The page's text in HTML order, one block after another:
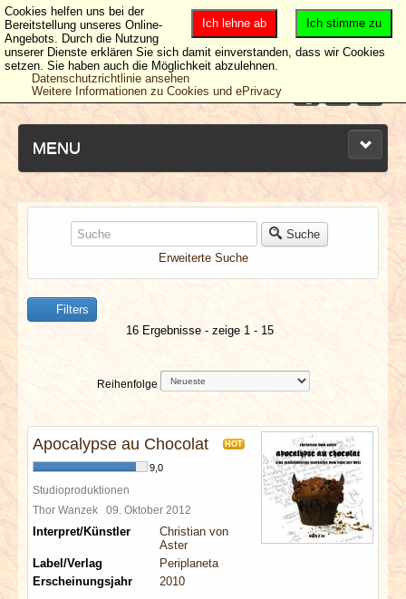
MENU
NEUESTE ARTIKEL
NEWS & DATES
BERICHTE
SPECIALS
REDAKTION
LINKS
Suche
Erweiterte Suche
Filters
16 Ergebnisse - zeige 1 - 15
Reihenfolge
Apocalypse au Chocolat HOT
9,0
Studioproduktionen
Thor Wanzek 09. Oktober 2012
Interpret/Künstler
Christian von
Aster
Label/Verlag
Periplaneta
Erscheinungsjahr
2010
Ich stimme zu
Ich lehne ab
Cookies helfen uns bei der
Bereitstellung unseres Online-
Angebots. Durch die Nutzung
unserer Dienste erklären Sie sich damit einverstanden, dass wir Cookies
setzen. Sie haben auch die Möglichkeit abzulehnen.
Datenschutzrichtlinie ansehen
Weitere Informationen zu Cookies und ePrivacy